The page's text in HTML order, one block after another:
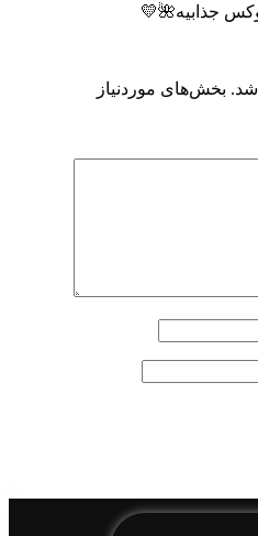
جذابیه🌺💛
شد. بخش‌های موردنیاز